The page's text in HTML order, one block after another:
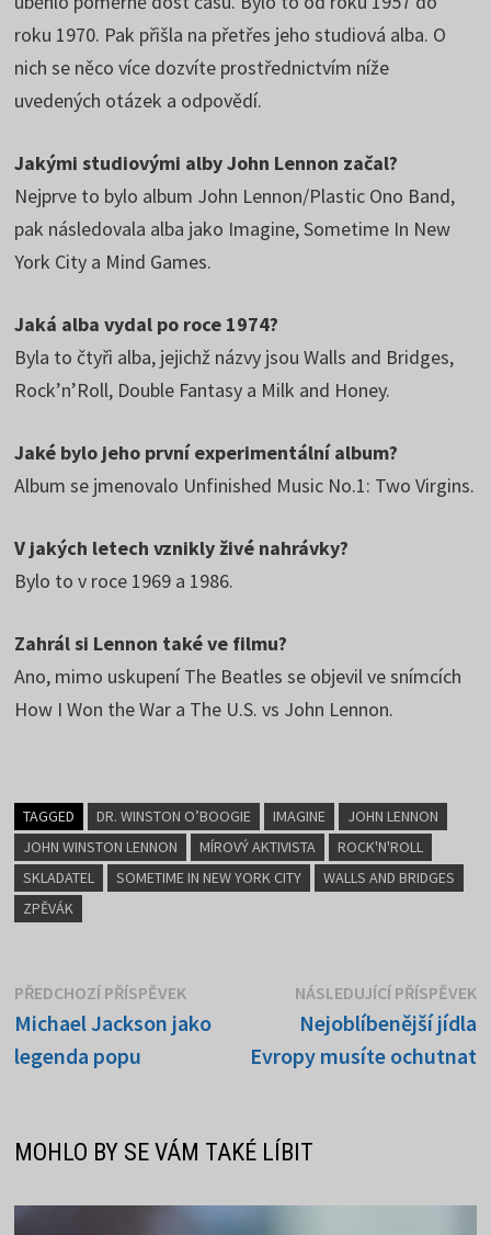
roku 1970. Pak přišla na přetřes jeho studiová alba. O
nich se něco více dozvíte prostřednictvím níže
uvedených otázek a odpovědí.
Jakými studiovými alby John Lennon začal?
Nejprve to bylo album John Lennon/Plastic Ono Band,
pak následovala alba jako Imagine, Sometime In New
York City a Mind Games.
Jaká alba vydal po roce 1974?
Byla to čtyři alba, jejichž názvy jsou Walls and Bridges,
Rock’n’Roll, Double Fantasy a Milk and Honey.
Jaké bylo jeho první experimentální album?
Album se jmenovalo Unfinished Music No.1: Two Virgins.
V jakých letech vznikly živé nahrávky?
Bylo to v roce 1969 a 1986.
Zahrál si Lennon také ve filmu?
Ano, mimo uskupení The Beatles se objevil ve snímcích
How I Won the War a The U.S. vs John Lennon.
TAGGED DR. WINSTON O’BOOGIE IMAGINE
JOHN LENNON
JOHN WINSTON LENNON
MÍROVÝ AKTIVISTA
ROCK'N'ROLL
SKLADATEL
SOMETIME IN NEW YORK CITY
WALLS AND BRIDGES
ZPĚVÁK
Navigace
pro
příspěvek
PŘEDCHOZÍ PŘÍSPĚVEK
příspěvek:
Michael Jackson jako
legenda popu
NÁSLEDUJÍCÍ PŘÍSPĚVEK
Nejoblíbenější jídla
Evropy musíte ochutnat
MOHLO BY SE VÁM TAKÉ LÍBIT